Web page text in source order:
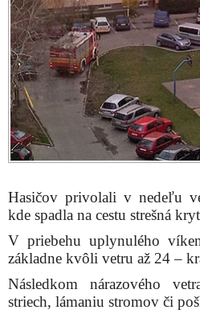
Hasičov privolali v nedeľu
kde spadla na cestu strešná
V priebehu uplynulého
základne kvôli vetru až 24 –
Následkom nárazového
striech, lámaniu stromov či